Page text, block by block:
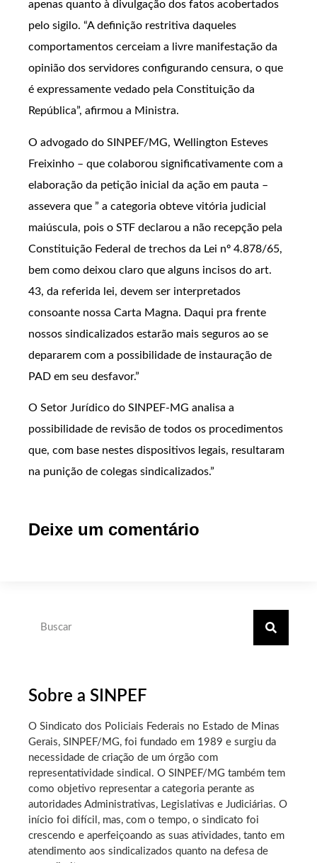
apenas quanto à divulgação dos fatos acobertados
pelo sigilo. “A definição restritiva daqueles
comportamentos cerceiam a livre manifestação da
opinião dos servidores configurando censura, o que
é expressamente vedado pela Constituição da
República”, afirmou a Ministra.
O advogado do SINPEF/MG, Wellington Esteves
Freixinho – que colaborou significativamente com a
elaboração da petição inicial da ação em pauta –
assevera que ” a categoria obteve vitória judicial
maiúscula, pois o STF declarou a não recepção pela
Constituição Federal de trechos da Lei nº 4.878/65,
bem como deixou claro que alguns incisos do art.
43, da referida lei, devem ser interpretados
consoante nossa Carta Magna. Daqui pra frente
nossos sindicalizados estarão mais seguros ao se
depararem com a possibilidade de instauração de
PAD em seu desfavor.”
O Setor Jurídico do SINPEF-MG analisa a
possibilidade de revisão de todos os procedimentos
que, com base nestes dispositivos legais, resultaram
na punição de colegas sindicalizados.”
Deixe um comentário
Sobre a SINPEF
O Sindicato dos Policiais Federais no Estado de Minas
Gerais, SINPEF/MG, foi fundado em 1989 e surgiu da
necessidade de criação de um órgão com
representatividade sindical. O SINPEF/MG também tem
como objetivo representar a categoria perante as
autoridades Administrativas, Legislativas e Judiciárias. O
início foi difícil, mas, com o tempo, o sindicato foi
crescendo e aperfeiçoando as suas atividades, tanto em
atendimento aos sindicalizados quanto na defesa de